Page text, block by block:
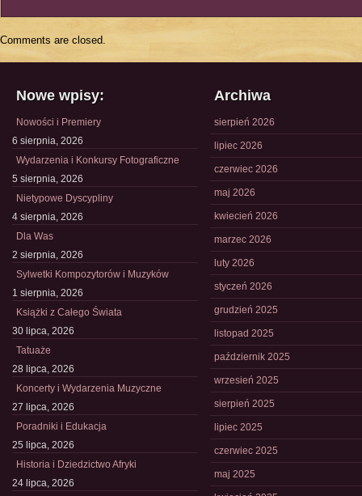
Comments are closed.
Nowe wpisy:
Nowości i Premiery
6 sierpnia, 2026
Wydarzenia i Konkursy Fotograficzne
5 sierpnia, 2026
Nietypowe Dyscypliny
4 sierpnia, 2026
Dla Was
2 sierpnia, 2026
Sylwetki Kompozytorów i Muzyków
1 sierpnia, 2026
Książki z Całego Świata
30 lipca, 2026
Tatuaże
28 lipca, 2026
Koncerty i Wydarzenia Muzyczne
27 lipca, 2026
Poradniki i Edukacja
25 lipca, 2026
Historia i Dziedzictwo Afryki
24 lipca, 2026
Archiwa
sierpień 2026
lipiec 2026
czerwiec 2026
maj 2026
kwiecień 2026
marzec 2026
luty 2026
styczeń 2026
grudzień 2025
listopad 2025
październik 2025
wrzesień 2025
sierpień 2025
lipiec 2025
czerwiec 2025
maj 2025